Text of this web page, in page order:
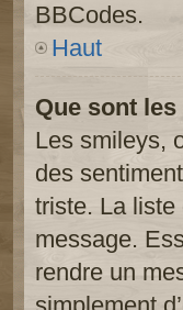
BBCodes.
Haut
Que sont
Les smileys,
des
triste. La
message.
rendre un